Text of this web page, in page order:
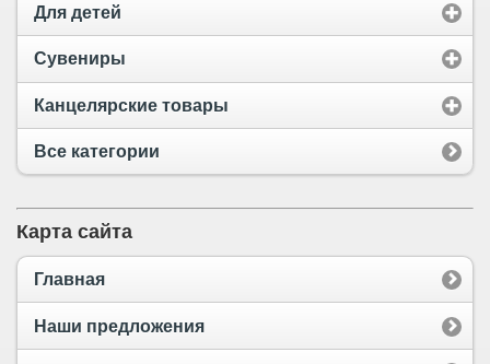
Для детей
Сувениры
Канцелярские товары
Все категории
Карта сайта
Главная
Наши предложения